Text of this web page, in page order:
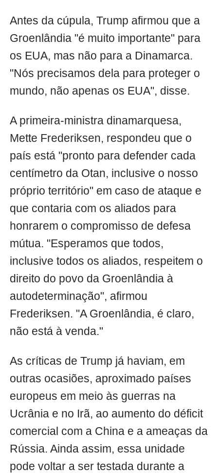
Antes da cúpula, Trump afirmou que a
Groenlândia "é muito importante" para
os EUA, mas não para a Dinamarca.
"Nós precisamos dela para proteger o
mundo, não apenas os EUA", disse.
A primeira-ministra dinamarquesa,
Mette Frederiksen, respondeu que o
país está "pronto para defender cada
centímetro da Otan, inclusive o nosso
próprio território" em caso de ataque e
que contaria com os aliados para
honrarem o compromisso de defesa
mútua. "Esperamos que todos,
inclusive todos os aliados, respeitem o
direito do povo da Groenlândia à
autodeterminação", afirmou
Frederiksen. "A Groenlândia, é claro,
não está à venda."
As críticas de Trump já haviam, em
outras ocasiões, aproximado países
europeus em meio às guerras na
Ucrânia e no Irã, ao aumento do déficit
comercial com a China e a ameaças da
Rússia. Ainda assim, essa unidade
pode voltar a ser testada durante a